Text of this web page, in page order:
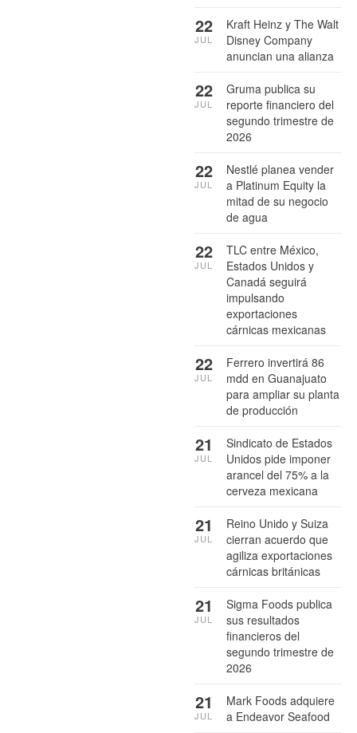
Kraft Heinz y The Walt
Disney Company
anuncian una alianza
22
JUL
Gruma publica su
reporte financiero del
segundo trimestre de
2026
22
JUL
Nestlé planea vender
a Platinum Equity la
mitad de su negocio
de agua
22
JUL
TLC entre México,
Estados Unidos y
Canadá seguirá
impulsando
exportaciones
cárnicas mexicanas
22
JUL
Ferrero invertirá 86
mdd en Guanajuato
para ampliar su planta
de producción
22
JUL
Sindicato de Estados
Unidos pide imponer
arancel del 75% a la
cerveza mexicana
21
JUL
Reino Unido y Suiza
cierran acuerdo que
agiliza exportaciones
cárnicas británicas
21
JUL
Sigma Foods publica
sus resultados
financieros del
segundo trimestre de
2026
21
JUL
Mark Foods adquiere
a Endeavor Seafood
21
JUL